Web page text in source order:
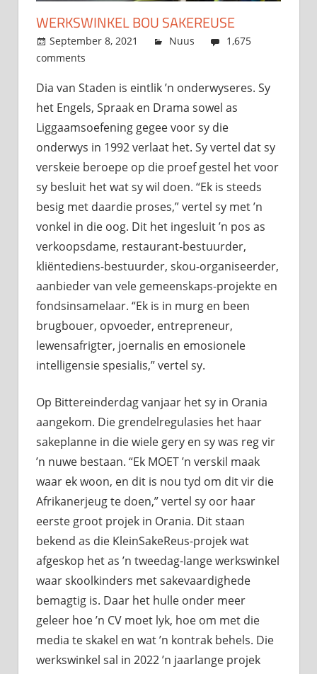
WERKSWINKEL BOU SAKEREUSE
September 8, 2021 admin
Nuus
1,675
comments
Dia van Staden is eintlik ’n onderwyseres. Sy
het Engels, Spraak en Drama sowel as
Liggaamsoefening gegee voor sy die
onderwys in 1992 verlaat het. Sy vertel dat sy
verskeie beroepe op die proef gestel het voor
sy besluit het wat sy wil doen. “Ek is steeds
besig met daardie proses,” vertel sy met ’n
vonkel in die oog. Dit het ingesluit ’n pos as
verkoopsdame, restaurant-bestuurder,
kliëntediens-bestuurder, skou-organiseerder,
aanbieder van vele gemeenskaps-projekte en
fondsinsamelaar. “Ek is in murg en been
brugbouer, opvoeder, entrepreneur,
lewensafrigter, joernalis en emosionele
intelligensie spesialis,” vertel sy.
Op Bittereinderdag vanjaar het sy in Orania
aangekom. Die grendelregulasies het haar
sakeplanne in die wiele gery en sy was reg vir
’n nuwe bestaan. “Ek MOET ’n verskil maak
waar ek woon, en dit is nou tyd om dit vir die
Afrikanerjeug te doen,” vertel sy oor haar
eerste groot projek in Orania. Dit staan
bekend as die KleinSakeReus-projek wat
afgeskop het as ’n tweedag-lange werkswinkel
waar skoolkinders met sakevaardighede
bemagtig is. Daar het hulle onder meer
geleer hoe ’n CV moet lyk, hoe om met die
media te skakel en wat ’n kontrak behels. Die
werkswinkel sal in 2022 ’n jaarlange projek